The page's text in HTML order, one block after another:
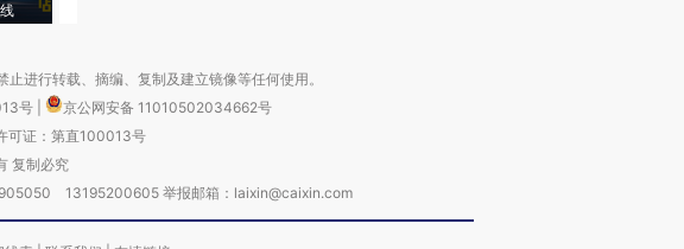
进行转载、摘编、复制及建立镜像等任何使用。
号
京公网安备 11010502034662号
可证：第直100013号
复制必究
13195200605 举报邮箱：laixin@caixin.com